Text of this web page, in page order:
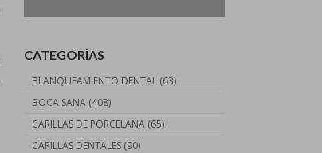
CATEGORÍAS
BLANQUEAMIENTO DENTAL(63)
BOCA SANA(408)
CARILLAS DE PORCELANA(65)
CARILLAS DENTALES(90)